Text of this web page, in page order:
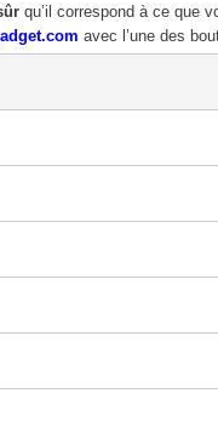
qu’il correspond à ce que
avec l’une des